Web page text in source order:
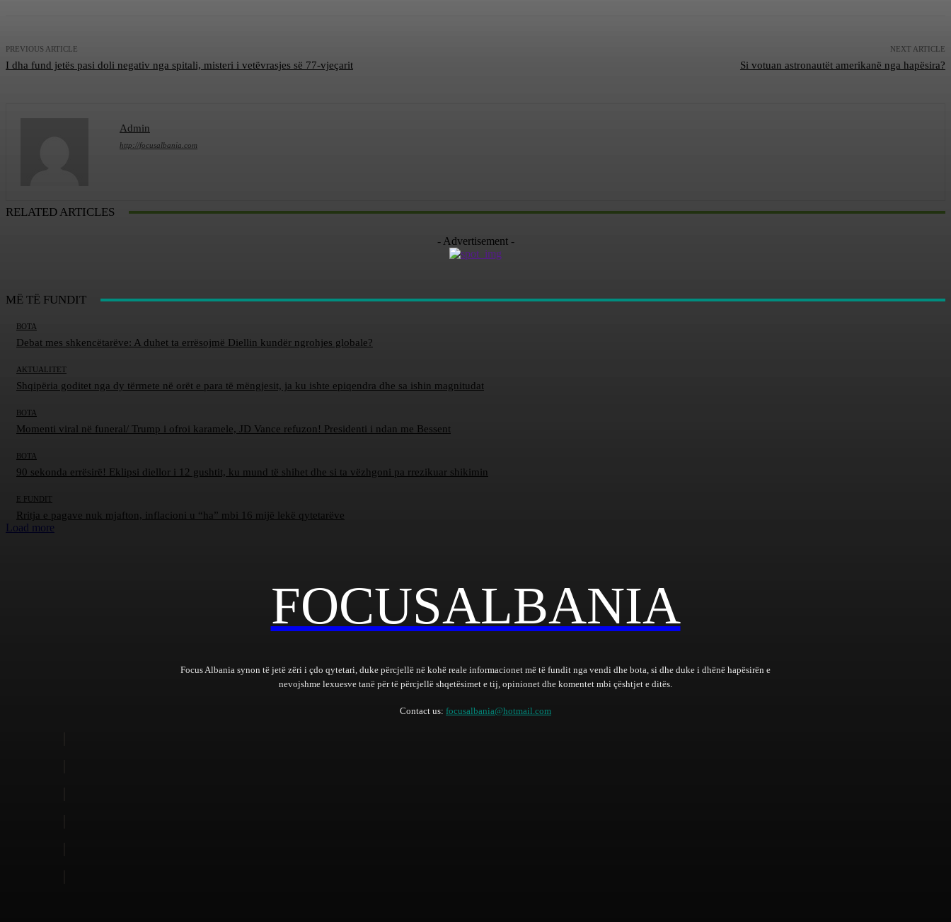
PREVIOUS ARTICLE
I dha fund jetës pasi doli negativ nga spitali, misteri i vetëvrasjes së 77-vjeçarit
NEXT ARTICLE
Si votuan astronautët amerikanë nga hapësira?
Admin
http://focusalbania.com
RELATED ARTICLES
- Advertisement -
MË TË FUNDIT
BOTA
Debat mes shkencëtarëve: A duhet ta errësojmë Diellin kundër ngrohjes globale?
AKTUALITET
Shqipëria goditet nga dy tërmete në orët e para të mëngjesit, ja ku ishte epiqendra dhe sa ishin magnitudat
BOTA
Momenti viral në funeral/ Trump i ofroi karamele, JD Vance refuzon! Presidenti i ndan me Bessent
BOTA
90 sekonda errësirë! Eklipsi diellor i 12 gushtit, ku mund të shihet dhe si ta vëzhgoni pa rrezikuar shikimin
E FUNDIT
Rritja e pagave nuk mjafton, inflacioni u “ha” mbi 16 mijë lekë qytetarëve
Load more
FOCUSALBANIA
Focus Albania synon të jetë zëri i çdo qytetari, duke përcjellë në kohë reale informacionet më të fundit nga vendi dhe bota, si dhe duke i dhënë hapësirën e
nevojshme lexuesve tanë për të përcjellë shqetësimet e tij, opinionet dhe komentet mbi çështjet e ditës.
Contact us: focusalbania@hotmail.com